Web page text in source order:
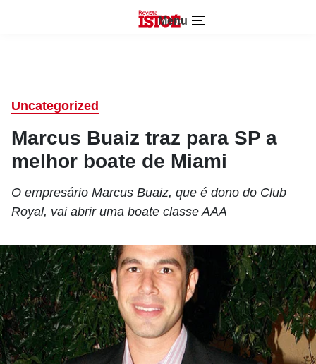
Menu
Uncategorized
Marcus Buaiz traz para SP a
melhor boate de Miami
O empresário Marcus Buaiz, que é dono do Club
Royal, vai abrir uma boate classe AAA